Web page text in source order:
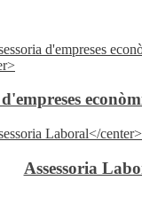
d'empreses
Assessoria